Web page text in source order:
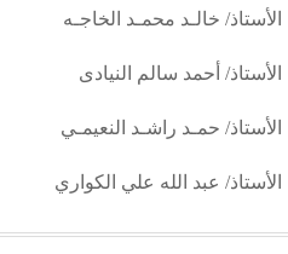
الأستاذ/ خالـد محمـد الخاجـه
الأستاذ/ أحمد سالم النيادى
الأستاذ/ حمـد راشـد النعيمـي
الأستاذ/ عبد الله علي الكواري